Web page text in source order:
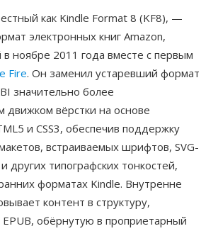
как Kindle Format 8 (KF8), —
электронных книг Amazon,
ноябре 2011 года вместе с первым
Fire. Он заменил устаревший формат
значительно более
движком вёрстки на основе
и CSS3, обеспечив поддержку
встраиваемых шрифтов, SVG-
других типографских тонкостей,
форматах Kindle. Внутренне
контент в структуру,
обёрнутую в проприетарный